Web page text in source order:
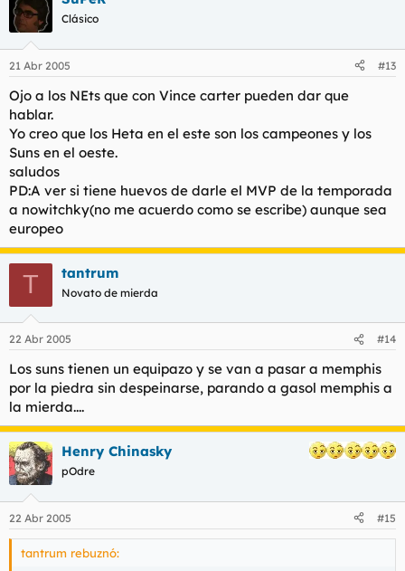
Clásico
21 Abr 2005 #13
Ojo a los NEts que con Vince carter pueden dar que
hablar.
Yo creo que los Heta en el este son los campeones y los
Suns en el oeste.
saludos
PD:A ver si tiene huevos de darle el MVP de la temporada
a nowitchky(no me acuerdo como se escribe) aunque sea
europeo
T tantrum
Novato de mierda
22 Abr 2005 #14
Los suns tienen un equipazo y se van a pasar a memphis
por la piedra sin despeinarse, parando a gasol memphis a
la mierda....
Henry Chinasky
pOdre
22 Abr 2005 #15
tantrum rebuznó: